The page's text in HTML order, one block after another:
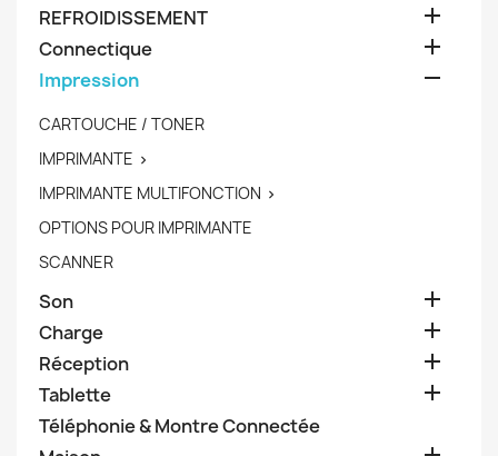
REFROIDISSEMENT 
Connectique 
Impression 
CARTOUCHE / TONER
IMPRIMANTE 
IMPRIMANTE MULTIFONCTION 
OPTIONS POUR IMPRIMANTE
SCANNER
Son 
Charge 
Réception 
Tablette 
Téléphonie & Montre Connectée